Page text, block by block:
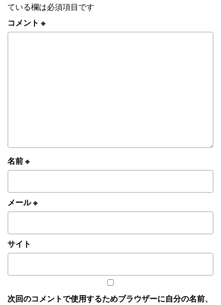
ている欄は必須項目です
コメント ※
名前※
メール※
サイト
次回のコメントで使用するためブラウザーに自分の名前、